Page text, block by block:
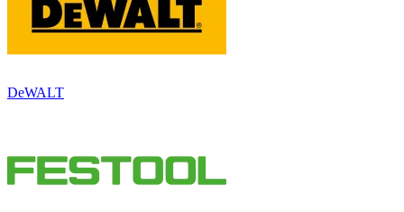
DeWALT